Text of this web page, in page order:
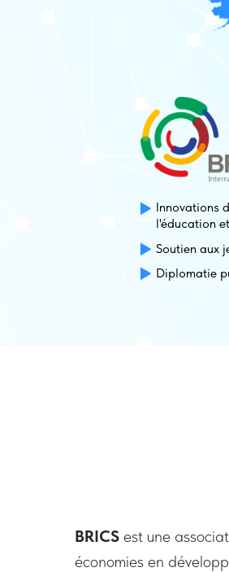
Innovations
l'éducation
Soutien aux
Diplomatie
BRICS est une
économies en